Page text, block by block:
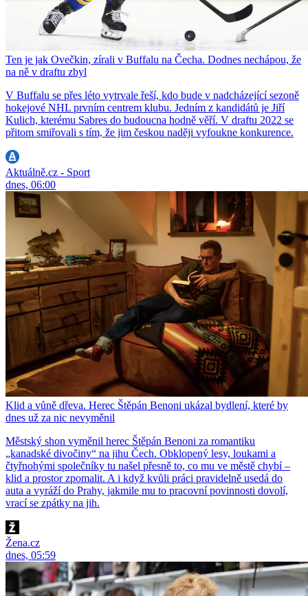
Ten je jak Ovečkin, zírali v Buffalu na Čecha. Dodnes nechápou, že
na ně v draftu zbyl
V Buffalu se přes léto vytrvale řeší, kdo bude v nadcházející sezoně
hokejové NHL prvním centrem klubu. Jedním z kandidátů je Jiří
Kulich, kterému Sabres do budoucna hodně věří. V draftu 2022 se
přitom smiřovali s tím, že jim českou naději vyfoukne konkurence.
Aktuálně.cz - Sport
dnes, 06:00
Klid a vůně dřeva. Herec Štěpán Benoni ukázal bydlení, které by
dnes už za nic nevyměnil
Městský shon vyměnil herec Štěpán Benoni za romantiku
„kanadské divočiny“ na jihu Čech. Obklopený lesy, loukami a
čtyřnohými společníky tu našel přesně to, co mu ve městě chybí –
klid a prostor zpomalit. A i když kvůli práci pravidelně usedá do
auta a vyráží do Prahy, jakmile mu to pracovní povinnosti dovolí,
vrací se zpátky na jih.
Žena.cz
dnes, 05:59